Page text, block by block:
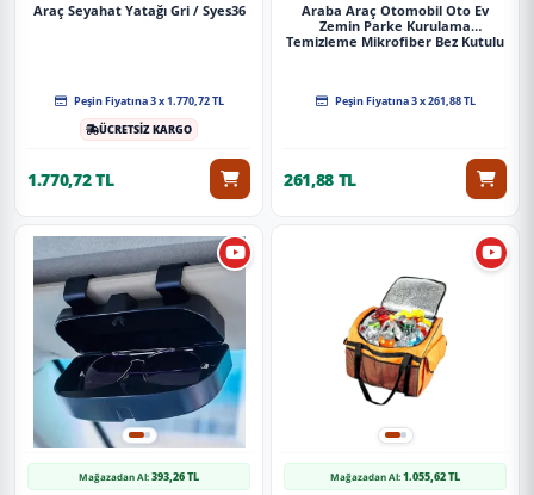
Araç Seyahat Yatağı Gri / Syes36
Peşin Fiyatına 3 x 1.770,72 TL
ÜCRETSİZ KARGO
1.770,72 TL
Araba Araç Otomobil Oto Ev
Zemin Parke Kurulama
Temizleme Mikrofiber Bez Kutulu
Peşin Fiyatına 3 x 261,88 TL
261,88 TL
Mağazadan Al:393,26 TL Mağazadan Al:1.055,62 TL